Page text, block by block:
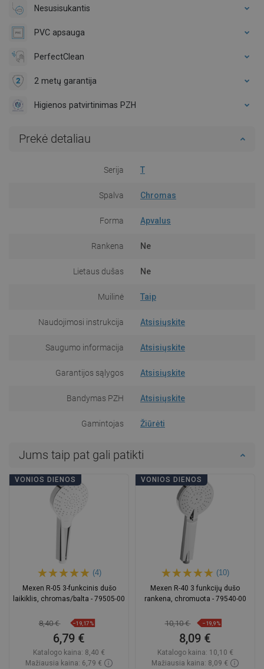
Nesusisukantis
PVC apsauga
PerfectClean
2 metų garantija
Higienos patvirtinimas PZH
Prekė detaliau
Serija T
Spalva Chromas
Forma Apvalus
Rankena Ne
Lietaus dušas Ne
Muilinė Taip
Naudojimosi instrukcija Atsisiųskite
Saugumo informacija Atsisiųskite
Garantijos sąlygos Atsisiųskite
Bandymas PZH Atsisiųskite
Gamintojas Žiūrėti
Jums taip pat gali patikti
VONIOS DIENOS
(4)
Mexen R-05 3-funkcinis dušo
laikiklis, chromas/balta - 79505-00
8,40 € −19,17%
6,79 €
Katalogo kaina: 8,40 €
Mažiausia kaina: 6,79 €
VONIOS DIENOS
(10)
Mexen R-40 3 funkcijų dušo
rankena, chromuota - 79540-00
10,10 € −19,9%
8,09 €
Katalogo kaina: 10,10 €
Mažiausia kaina: 8,09 €